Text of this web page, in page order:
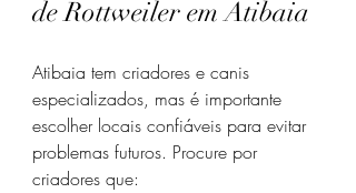
de Rottweiler em Atibaia
Atibaia tem criadores e canis
especializados, mas é importante
escolher locais confiáveis para evitar
problemas futuros. Procure por
criadores que: